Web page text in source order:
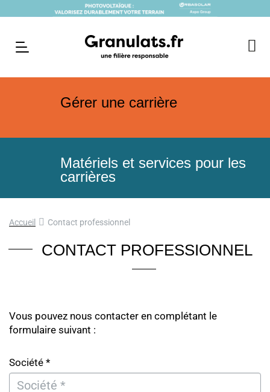
Gérer une carrière
Matériels et services pour les
carrières
Accueil Contact professionnel
CONTACT PROFESSIONNEL
Vous pouvez nous contacter en complétant le
formulaire suivant :
Société *